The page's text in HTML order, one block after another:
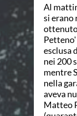
Al
si erano
esclusa
nei 200
mentre
nella
aveva
Matteo